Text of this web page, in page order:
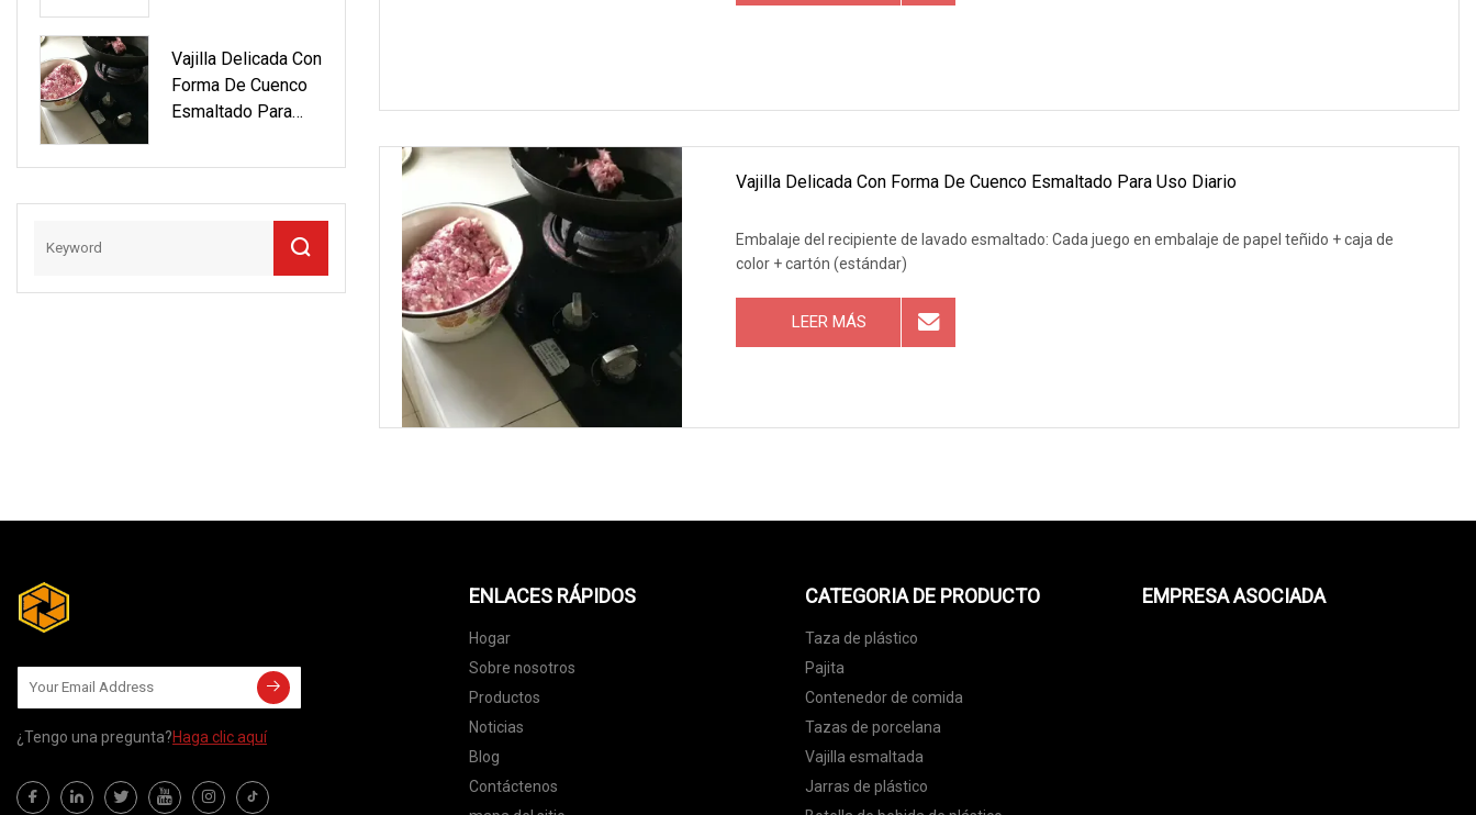
Vajilla Delicada Con
Forma De Cuenco
Esmaltado Para
Vajilla Delicada Con Forma De Cuenco Esmaltado Para Uso Diario
Embalaje del recipiente de lavado esmaltado: Cada juego en embalaje de papel teñido + caja de
color + cartón (estándar)
LEER MÁS
¿Tengo una pregunta?Haga clic aquí
ENLACES RÁPIDOS
Hogar
Sobre nosotros
Productos
Noticias
Blog
Contáctenos
CATEGORIA DE PRODUCTO
Taza de plástico
Pajita
Contenedor de comida
Tazas de porcelana
Vajilla esmaltada
Jarras de plástico
EMPRESA ASOCIADA